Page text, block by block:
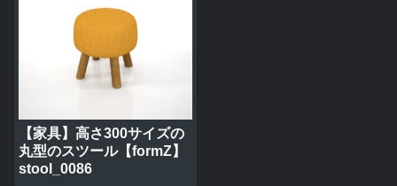
【家具】高さ300サイズの
丸型のスツール【formZ】
stool_0086